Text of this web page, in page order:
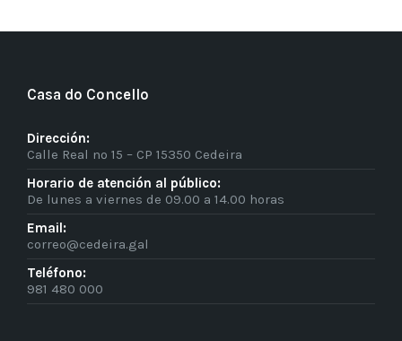
Casa do Concello
Dirección:
Calle Real nº 15 – CP 15350 Cedeira
Horario de atención al público:
De lunes a viernes de 09.00 a 14.00 horas
Email:
correo@cedeira.gal
Teléfono:
981 480 000